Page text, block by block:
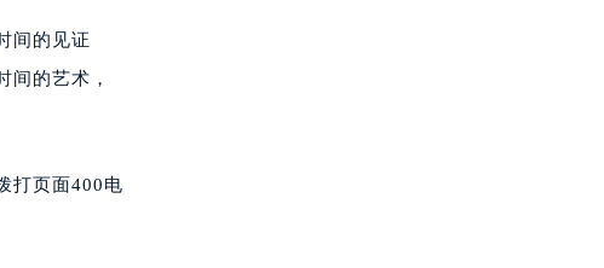
间的见证
间的艺术，
打页面400电